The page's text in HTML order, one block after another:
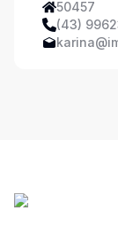
50457
(43)